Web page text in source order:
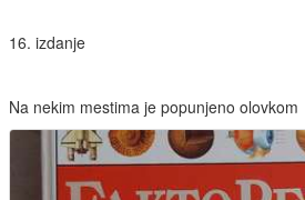
16. izdanje
Na nekim mestima je popunjeno olovkom